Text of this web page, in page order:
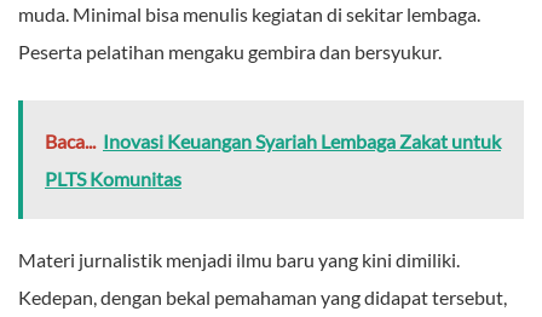
muda. Minimal bisa menulis kegiatan di sekitar lembaga.
Peserta pelatihan mengaku gembira dan bersyukur.
Baca... Inovasi Keuangan Syariah Lembaga Zakat untuk
PLTS Komunitas
Materi jurnalistik menjadi ilmu baru yang kini dimiliki.
Kedepan, dengan bekal pemahaman yang didapat tersebut,